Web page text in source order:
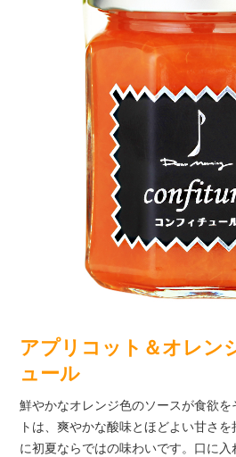
アプリコット＆オレン
ュール
鮮やかなオレンジ色のソースが食欲を
トは、爽やかな酸味とほどよい甘さ
に初夏ならではの味わいです。口に